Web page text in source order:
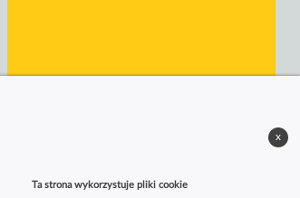
Ta strona wykorzystuje pliki cookie
x